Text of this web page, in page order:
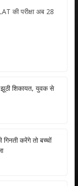
की परीक्षा अब 28
शिकायत, युवक से
गिनती करेंगे तो बच्चों